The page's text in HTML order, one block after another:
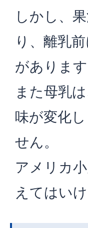
しかし、
り、離乳
があります
また母乳
味が変化
せん。
アメリカ
えてはい